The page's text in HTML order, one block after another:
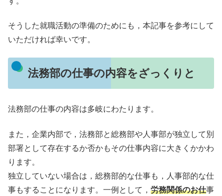
そうした就職活動の準備のためにも，本記事を参考にして
いただければ幸いです。
法務部の仕事の内容をざっくりと
法務部の仕事の内容は多岐にわたります。
また，企業内部で，法務部と総務部や人事部が独立して別
部署として存在するか否かもその仕事内容に大きくかかわ
ります。
独立していない場合は，総務部的な仕事も，人事部的な仕
事もすることになります。一例として， 労務関係のお仕事